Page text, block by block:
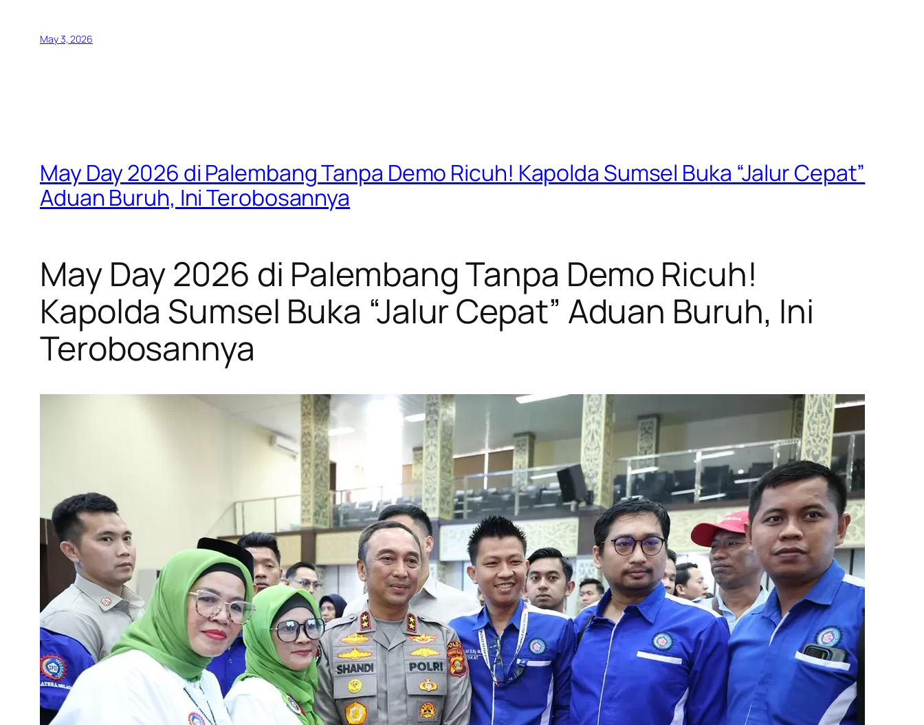
May 3, 2026
May Day 2026 di Palembang Tanpa Demo Ricuh! Kapolda Sumsel Buka “Jalur Cepat”
Aduan Buruh, Ini Terobosannya
May Day 2026 di Palembang Tanpa Demo Ricuh!
Kapolda Sumsel Buka “Jalur Cepat” Aduan Buruh, Ini
Terobosannya